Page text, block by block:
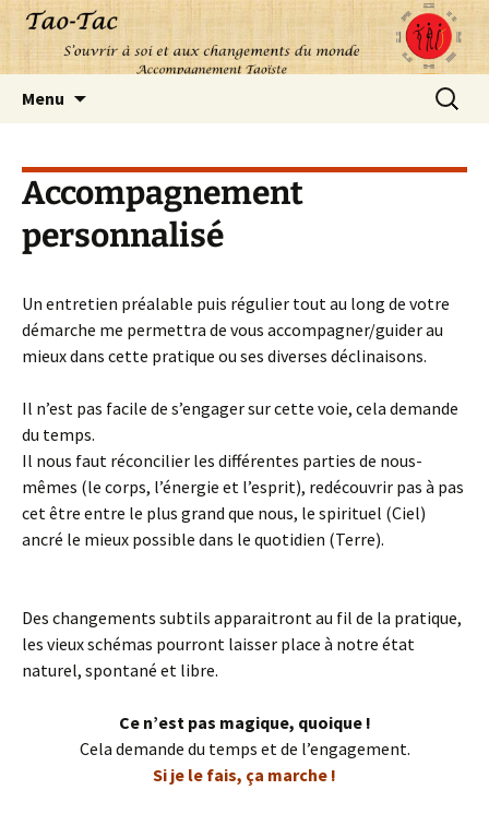
Menu
Accompagnement
personnalisé
Un entretien préalable puis régulier tout au long de votre
démarche me permettra de vous accompagner/guider au
mieux dans cette pratique ou ses diverses déclinaisons.
Il n’est pas facile de s’engager sur cette voie, cela demande
du temps.
Il nous faut réconcilier les différentes parties de nous-
mêmes (le corps, l’énergie et l’esprit), redécouvrir pas à pas
cet être entre le plus grand que nous, le spirituel (Ciel)
ancré le mieux possible dans le quotidien (Terre).
Des changements subtils apparaitront au fil de la pratique,
les vieux schémas pourront laisser place à notre état
naturel, spontané et libre.
Ce n’est pas magique, quoique !
Cela demande du temps et de l’engagement.
Si je le fais, ça marche !